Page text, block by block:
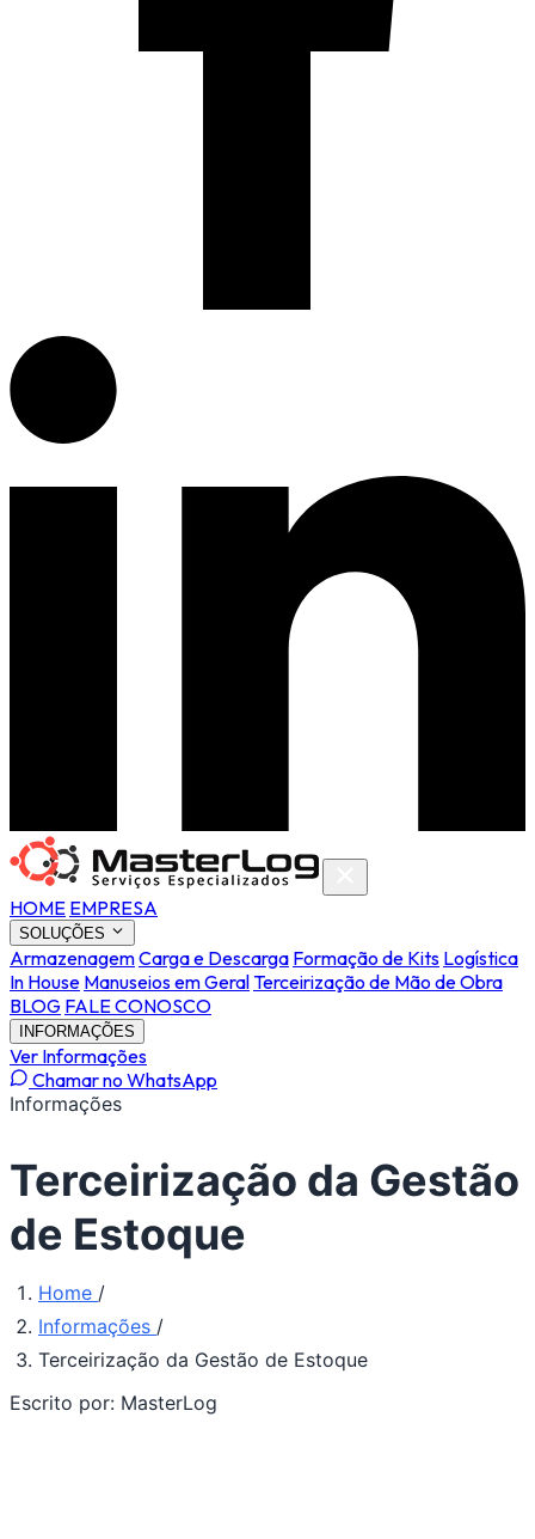
HOME EMPRESA
SOLUÇÕES
ArmazenagemCarga e Descarga Formação de Kits Logística
In House Manuseios em GeralTerceirização de Mão de Obra
BLOG FALE CONOSCO
INFORMAÇÕES
Ver Informações
Chamar no WhatsApp
Informações
Terceirização da Gestão
de Estoque
Home /
Informações /
Terceirização da Gestão de Estoque
Escrito por: MasterLog